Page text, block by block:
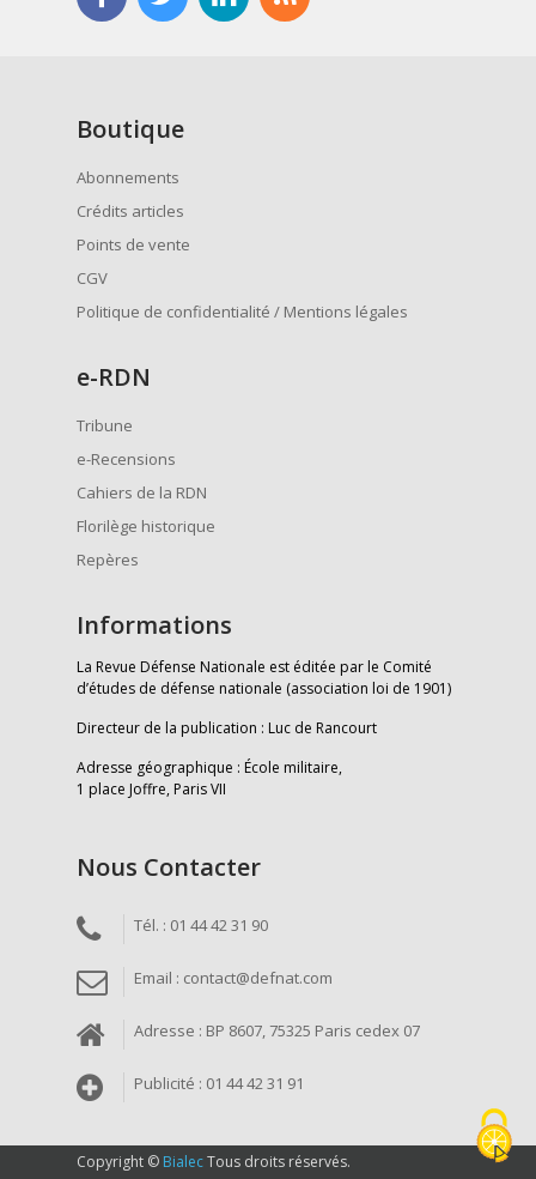
Boutique
Abonnements
Crédits articles
Points de vente
CGV
Politique de confidentialité / Mentions légales
e-RDN
Tribune
e-Recensions
Cahiers de la RDN
Florilège historique
Repères
Informations
La Revue Défense Nationale est éditée par le Comité
d’études de défense nationale (association loi de 1901)
Directeur de la publication : Luc de Rancourt
Adresse géographique : École militaire,
1 place Joffre, Paris VII
Nous Contacter
Tél. : 01 44 42 31 90
Email : contact@defnat.com
Adresse : BP 8607, 75325 Paris cedex 07
Publicité : 01 44 42 31 91
Copyright © BialecTous droits réservés.